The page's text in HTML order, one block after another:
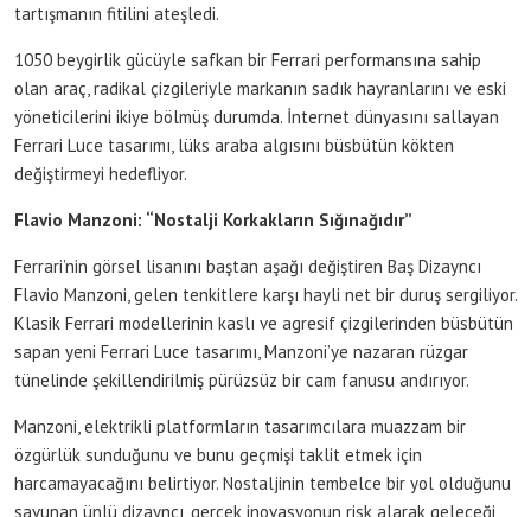
tartışmanın fitilini ateşledi.
1050 beygirlik gücüyle safkan bir Ferrari performansına sahip
olan araç, radikal çizgileriyle markanın sadık hayranlarını ve eski
yöneticilerini ikiye bölmüş durumda. İnternet dünyasını sallayan
Ferrari Luce tasarımı, lüks araba algısını büsbütün kökten
değiştirmeyi hedefliyor.
Flavio Manzoni: “Nostalji Korkakların Sığınağıdır”
Ferrari’nin görsel lisanını baştan aşağı değiştiren Baş Dizayncı
Flavio Manzoni, gelen tenkitlere karşı hayli net bir duruş sergiliyor.
Klasik Ferrari modellerinin kaslı ve agresif çizgilerinden büsbütün
sapan yeni Ferrari Luce tasarımı, Manzoni’ye nazaran rüzgar
tünelinde şekillendirilmiş pürüzsüz bir cam fanusu andırıyor.
Manzoni, elektrikli platformların tasarımcılara muazzam bir
özgürlük sunduğunu ve bunu geçmişi taklit etmek için
harcamayacağını belirtiyor. Nostaljinin tembelce bir yol olduğunu
savunan ünlü dizayncı, gerçek inovasyonun risk alarak geleceği